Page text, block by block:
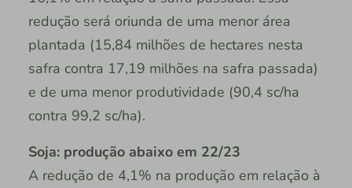
redução será oriunda de uma menor área
plantada (15,84 milhões de hectares nesta
safra contra 17,19 milhões na safra passada)
e de uma menor produtividade (90,4 sc/ha
contra 99,2 sc/ha).
Soja: produção abaixo em 22/23
A redução de 4,1% na produção em relação à